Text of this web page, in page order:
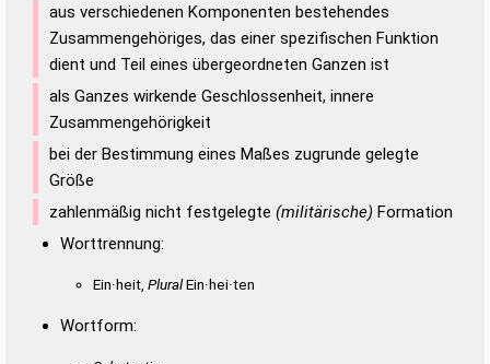
aus verschiedenen Komponenten bestehendes
Zusammengehöriges, das einer spezifischen Funktion
dient und Teil eines übergeordneten Ganzen ist
als Ganzes wirkende Geschlossenheit, innere
Zusammengehörigkeit
bei der Bestimmung eines Maßes zugrunde gelegte
Größe
zahlenmäßig nicht festgelegte (militärische) Formation
Worttrennung:
Ein·heit, PluralEin·hei·ten
Wortform: